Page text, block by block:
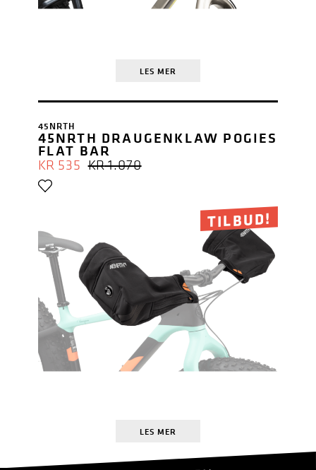
LES MER
TILBUD!
45NRTH
45NRTH DRAUGENKLAW POGIES
FLAT BAR
KR1.070OPPRINNELIG
KR 535
NÅVÆRENDE
LES MER